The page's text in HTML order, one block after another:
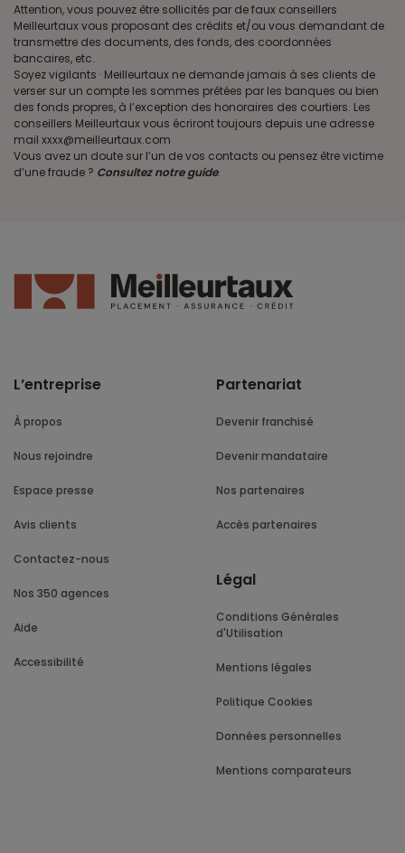
Attention, vous pouvez être sollicités par de faux conseillers
Meilleurtaux vous proposant des crédits et/ou vous demandant de
transmettre des documents, des fonds, des coordonnées
bancaires, etc.
Soyez vigilants · Meilleurtaux ne demande jamais à ses clients de
verser sur un compte les sommes prêtées par les banques ou bien
des fonds propres, à l’exception des honoraires des courtiers. Les
conseillers Meilleurtaux vous écriront toujours depuis une adresse
mail xxxx@meilleurtaux.com
Vous avez un doute sur l’un de vos contacts ou pensez être victime
d’une fraude ? Consultez notre guide.
L’entreprise
À propos
Nous rejoindre
Espace presse
Avis clients
Contactez-nous
Nos 350 agences
Aide
Accessibilité
Partenariat
Devenir franchisé
Devenir mandataire
Nos partenaires
Accès partenaires
Légal
Conditions Générales
d'Utilisation
Mentions légales
Politique Cookies
Données personnelles
Mentions comparateurs